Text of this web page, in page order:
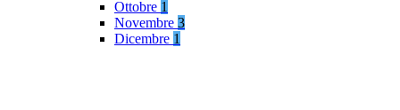
Ottobre 1
Novembre 3
Dicembre 1